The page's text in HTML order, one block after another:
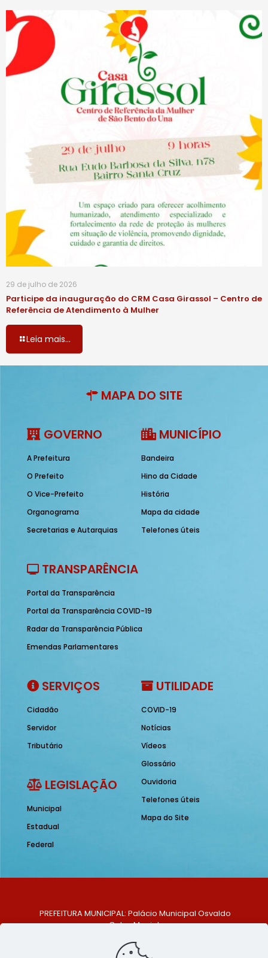
29 de julho de 2026
Participe da inauguração do CRM Casa Girassol – Centro de
Referência de Atendimento à Mulher
Leia mais...
MAPA DO SITE
GOVERNO
A Prefeitura
O Prefeito
O Vice-Prefeito
Organograma
Secretarias e Autarquias
MUNICÍPIO
Bandeira
Hino da Cidade
História
Mapa da cidade
Telefones úteis
TRANSPARÊNCIA
Portal da Transparência
Portal da Transparência COVID-19
Radar da Transparência Pública
Emendas Parlamentares
SERVIÇOS
Cidadão
Servidor
Tributário
LEGISLAÇÃO
Municipal
Estadual
Federal
UTILIDADE
COVID-19
Notícias
Vídeos
Glossário
Ouvidoria
Telefones úteis
Mapa do Site
PREFEITURA MUNICIPAL: Palácio Municipal Osvaldo
Celso Maciel
Centro, São Bento do Una - PE. CEP: 553370-128